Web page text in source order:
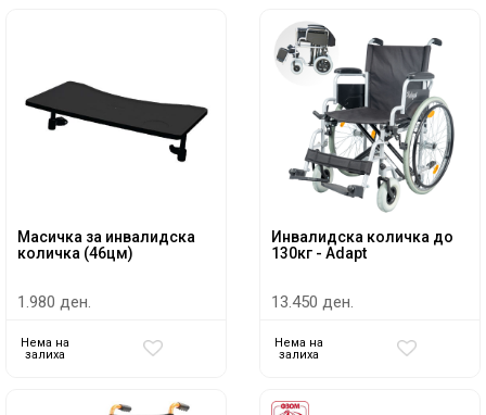
Масичка за инвалидска
количка (46цм)
1.980 ден.
Нема на
залиха
Инвалидска количка до
130кг - Adapt
13.450 ден.
Нема на
залиха